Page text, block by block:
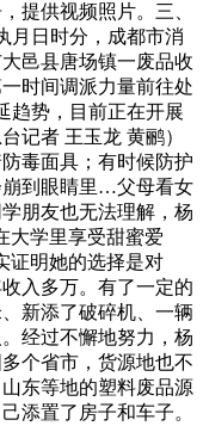
提供视频照片。三、
月日时分，成都市消
邑县唐场镇一废品收
时间调派力量前往处
趋势，目前正在开展
记者 王玉龙 黄鹂）
毒面具；有时候防护
崩到眼睛里…父母看女
朋友也无法理解，杨
大学里享受甜蜜爱
证明她的选择是对
入多万。有了一定的
新添了破碎机、一辆
经过不懈地努力，杨
个省市，货源地也不
东等地的塑料废品源
添置了房子和车子。